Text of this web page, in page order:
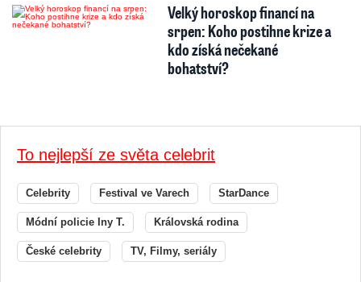
Velký horoskop financí na
srpen: Koho postihne krize a
kdo získá nečekané
bohatství?
To nejlepší ze světa celebrit
Celebrity Festival ve Varech StarDance
Módní policie Iny T. Královská rodina
České celebrity TV, Filmy, seriály